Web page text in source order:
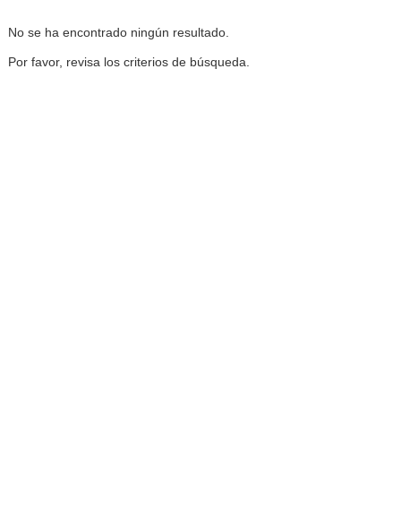
No se ha encontrado ningún resultado.
Por favor, revisa los criterios de búsqueda.